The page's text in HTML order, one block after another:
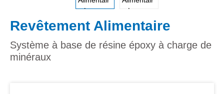
Revêtement Alimentaire
Système à base de résine époxy à charge de
minéraux